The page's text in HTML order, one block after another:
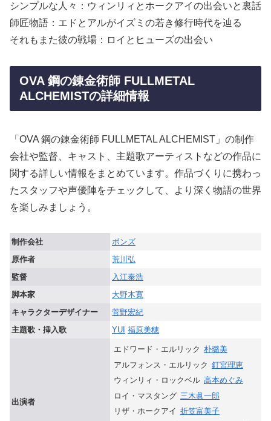
シンプルな人々：ウィンリィとホークアイの出会いと裏話
師匠物語：エドとアルがイズミの若き修行時代を辿る
それもまた彼の戦場：ロイとヒューズの出会い
OVA 鋼の錬金術師 FULLMETAL
ALCHEMISTの詳細情報
「OVA 鋼の錬金術師 FULLMETAL ALCHEMIST」の制作
会社や監督、キャスト、主題歌アーティストなどの作品に
関する詳しい情報をまとめています。作品づくりに携わっ
たスタッフや声優陣をチェックして、より深く物語の世界
を楽しみましょう。
制作会社
ボンズ
原作者
荒川弘
監督
入江泰浩
脚本家
大野木寛
キャラクターデザイナー
菅野宏紀
主題歌・挿入歌
YUI 福原美穂
出演者
エドワード・エルリック 朴璐美
アルフォンス・エルリック 釘宮理恵
ウィンリィ・ロックベル 高本めぐみ
ロイ・マスタング 三木眞一郎
リザ・ホークアイ 折笠富美子